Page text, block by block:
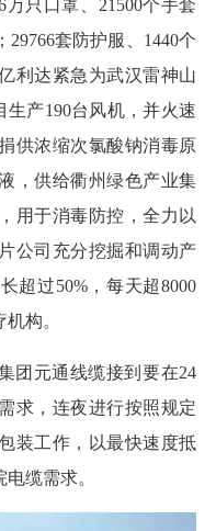
只口罩、21500个手套
套防护服、1440个
利达紧急为武汉雷神山
产190台风机，并火速
供浓缩次氯酸钠消毒原
，供给衢州绿色产业集
用于消毒防控，全力以
公司充分挖掘和调动产
超过50%，每天超8000
构。
团元通线缆接到要在24
求，连夜进行按照规定
装工作，以最快速度抵
缆需求。